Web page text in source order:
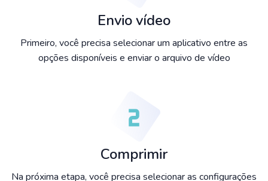
Envio vídeo
Primeiro, você precisa selecionar um aplicativo entre as
opções disponíveis e enviar o arquivo de vídeo
Comprimir
Na próxima etapa, você precisa selecionar as configurações